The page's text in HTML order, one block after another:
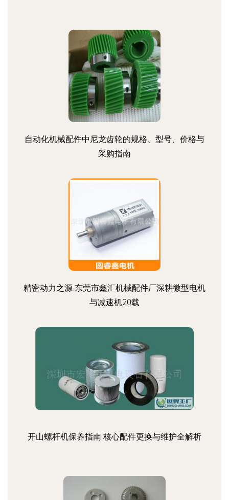
自动化机械配件中尼龙齿轮的规格、型号、价格与
采购指南
精密动力之源 东莞市鑫汇机械配件厂深耕微型电机
与减速机20载
开山螺杆机保养指南 核心配件更换与维护全解析